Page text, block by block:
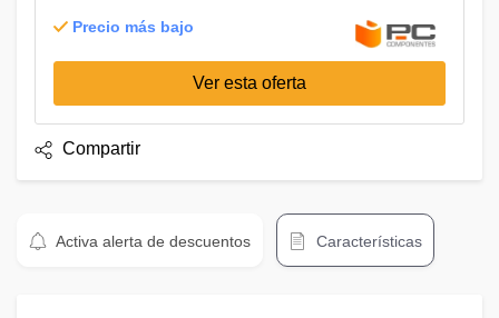
Precio más bajo
Ver esta oferta
Compartir
Activa alerta de descuentos Características